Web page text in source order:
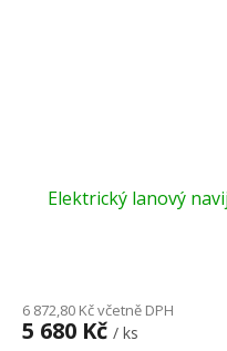
Elektrický lanový
6 872,80 Kč včetně DPH
5 680 Kč / ks